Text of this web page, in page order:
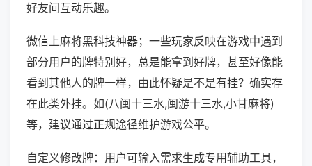
好友间互动乐趣。
微信上麻将黑科技神器；一些玩家反映在游戏中遇到
部分用户的牌特别好，总是能拿到好牌，甚至好像能
看到其他人的牌一样，由此怀疑是不是有挂？确实存
在此类外挂。如(八闽十三水,闽游十三水,小甘麻将)
等，建议通过正规途径维护游戏公平。
自定义修改牌：用户可输入需求生成专用辅助工具，